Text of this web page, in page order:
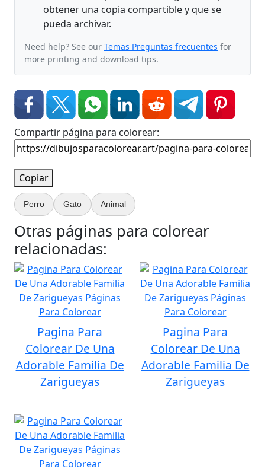
obtener una copia compartible y que se
pueda archivar.
Need help? See our Temas Preguntas frecuentes for
more printing and download tips.
Compartir página para colorear:
Copiar
Perro Gato Animal
Otras páginas para colorear
relacionadas:
Pagina Para
Colorear De Una
Adorable Familia De
Zarigueyas
Pagina Para
Colorear De Una
Adorable Familia De
Zarigueyas